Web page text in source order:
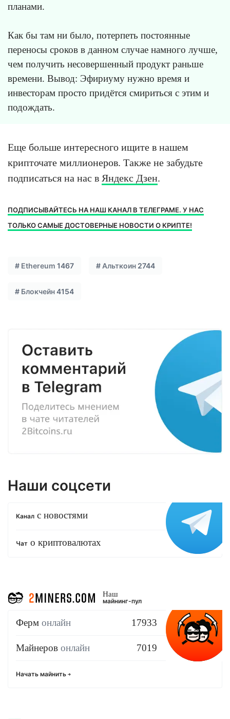
планами.
Как бы там ни было, потерпеть постоянные
переносы сроков в данном случае намного лучше,
чем получить несовершенный продукт раньше
времени. Вывод: Эфириуму нужно время и
инвесторам просто придётся смириться с этим и
подождать.
Еще больше интересного ищите в нашем
крипточате миллионеров. Также не забудьте
подписаться на нас в Яндекс Дзен.
ПОДПИСЫВАЙТЕСЬ НА НАШ КАНАЛ В ТЕЛЕГРАМЕ. У НАС
ТОЛЬКО САМЫЕ ДОСТОВЕРНЫЕ НОВОСТИ О КРИПТЕ!
# Ethereum 1467 # Альткоин 2744
# Блокчейн4154
Наши соцсети
Канал с новостями
Чат о криптовалютах
Наш
майнинг-пул
Ферм онлайн 17933
Майнеров онлайн 7019
Начать майнить